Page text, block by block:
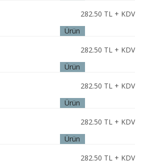
282.50 TL + KDV
Ürün
282.50 TL + KDV
Ürün
282.50 TL + KDV
Ürün
282.50 TL + KDV
Ürün
282.50 TL + KDV